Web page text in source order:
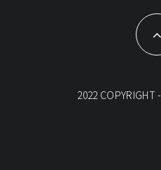
2022 COPYRIGHT -